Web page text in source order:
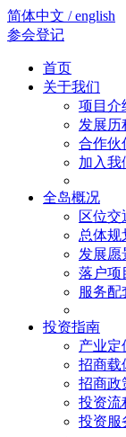
简体中文 / english
参会登记
首页
关于我们
项目介
发展历
合作伙
加入我
全岛概况
区位交
总体规
发展愿
落户项
服务配
投资指南
产业定
招商载
招商政
投资流
投资服